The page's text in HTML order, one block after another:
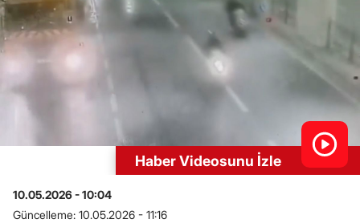
Haber Videosunu İzle
10.05.2026 - 10:04
Güncelleme: 10.05.2026 - 11:16